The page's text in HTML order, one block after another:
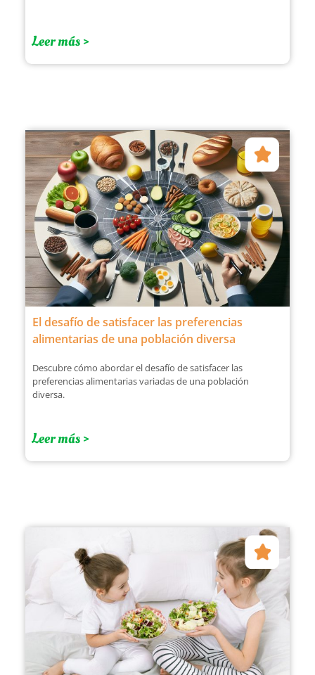
Leer más >
El desafío de satisfacer las preferencias
alimentarias de una población diversa
Descubre cómo abordar el desafío de satisfacer las
preferencias alimentarias variadas de una población
diversa.
Leer más >